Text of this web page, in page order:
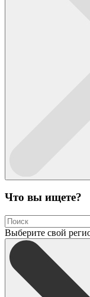
Что вы ищете?
Выберите свой